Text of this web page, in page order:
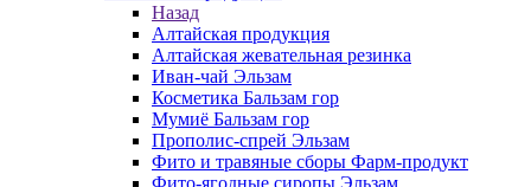
Назад
Алтайская продукция
Алтайская жевательная резинка
Иван-чай Эльзам
Косметика Бальзам гор
Мумиё Бальзам гор
Прополис-спрей Эльзам
Фито и травяные сборы Фарм-продукт
Фито-ягодные сиропы Эльзам